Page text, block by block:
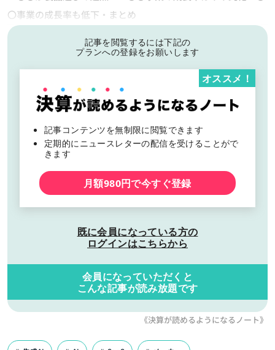
〇事業の成長率も低下・まとめ
記事を閲覧するには下記の
プランへの登録をお願いします
記事コンテンツを無制限に閲覧できます
定期的にニュースレターの配信を受けることがで
きます
オススメ！
月額980円で今すぐ登録
既に会員になっている方の
ログインはこちらから
会員になっていただくと
こんな記事が読み放題です
《決算が読めるようになるノート》